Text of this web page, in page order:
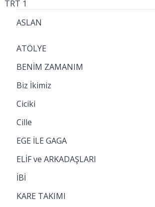
TRT 1
ASLAN
ATÖLYE
BENİM ZAMANIM
Biz İkimiz
Ciciki
Cille
EGE İLE GAGA
ELİF ve ARKADAŞLARI
İBİ
KARE TAKIMI